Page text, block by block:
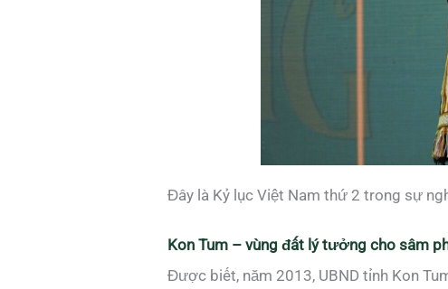
Đây là Kỷ lục Việt Nam thứ 2 trong sự
Kon Tum – vùng đất lý tưởng cho sâm
Được biết, năm 2013, UBND tỉnh Kon